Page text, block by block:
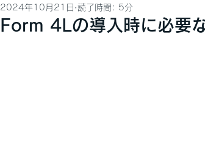
Form 4Lの導入時に必要
2024年10月21日 読了時間: 5分